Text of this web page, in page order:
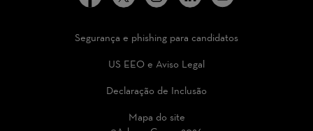
Segurança e phishing para candidatos
US EEO e Aviso Legal
Declaração de Inclusão
Mapa do site